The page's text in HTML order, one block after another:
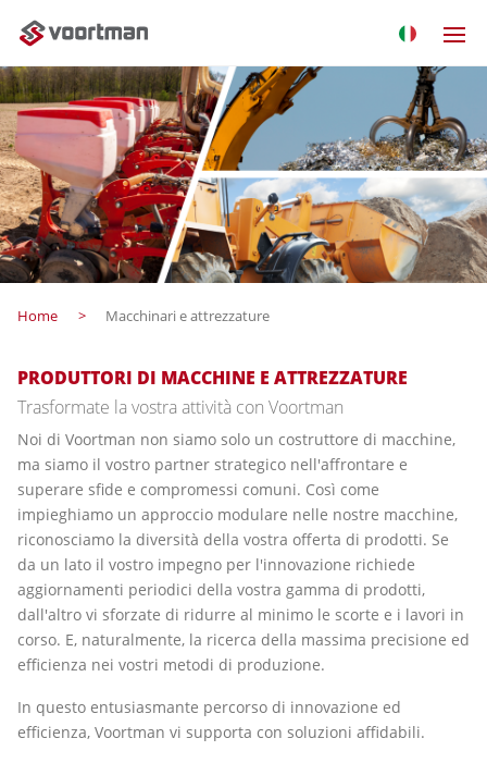
Home Macchinari e attrezzature
PRODUTTORI DI MACCHINE E ATTREZZATURE
Trasformate la vostra attività con Voortman
Noi di Voortman non siamo solo un costruttore di macchine,
ma siamo il vostro partner strategico nell'affrontare e
superare sfide e compromessi comuni. Così come
impieghiamo un approccio modulare nelle nostre macchine,
riconosciamo la diversità della vostra offerta di prodotti. Se
da un lato il vostro impegno per l'innovazione richiede
aggiornamenti periodici della vostra gamma di prodotti,
dall'altro vi sforzate di ridurre al minimo le scorte e i lavori in
corso. E, naturalmente, la ricerca della massima precisione ed
efficienza nei vostri metodi di produzione.
In questo entusiasmante percorso di innovazione ed
efficienza, Voortman vi supporta con soluzioni affidabili.